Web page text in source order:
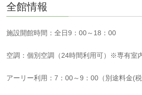
全館情報
施設開館時間：全日9：00～18：00
空調：個別空調（24時間利用可）※専有室
アーリー利用：7：00～9：00（別途料金(税